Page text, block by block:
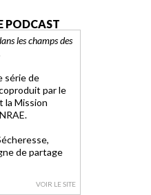
PODCAST
les champs des
série de
par le
la Mission
de partage
VOIR LE SITE